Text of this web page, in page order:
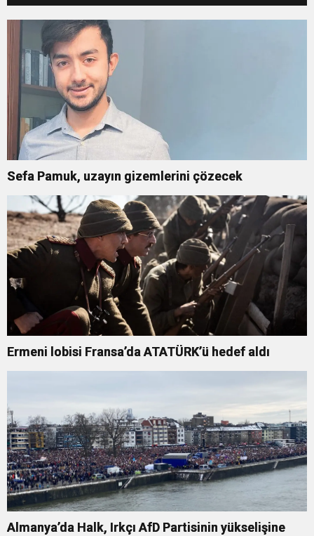
Sefa Pamuk, uzayın gizemlerini çözecek
Ermeni lobisi Fransa’da ATATÜRK’ü hedef aldı
Almanya’da Halk, Irkçı AfD Partisinin yükselişine